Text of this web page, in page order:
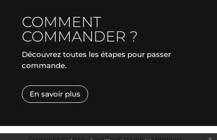
COMMENT
COMMANDER ?
Découvrez toutes les étapes pour passer
commande.
En savoir plus